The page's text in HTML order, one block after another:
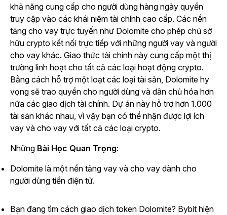
khả năng cung cấp cho người dùng hàng ngày quyền
truy cập vào các khái niệm tài chính cao cấp. Các nền
tảng cho vay trực tuyến như Dolomite cho phép chủ sở
hữu crypto kết nối trực tiếp với những người vay và người
cho vay khác. Giao thức tài chính này cung cấp một thị
trường linh hoạt cho tất cả các loại hoạt động crypto.
Bằng cách hỗ trợ một loạt các loại tài sản, Dolomite hy
vọng sẽ trao quyền cho người dùng và dân chủ hóa hơn
nữa các giao dịch tài chính. Dự án này hỗ trợ hơn 1.000
tài sản khác nhau, vì vậy bạn có thể nhận được lợi ích
vay và cho vay với tất cả các loại crypto.
Những Bài Học Quan Trọng:
Dolomite là một nền tảng vay và cho vay dành cho
người dùng tiền điện tử.
Bạn đang tìm cách giao dịch token Dolomite? Bybit hiện